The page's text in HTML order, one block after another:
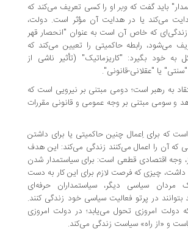
گفت کهوبراو را کسی تعریف می‌کند که
یا در هدایت آن مؤثر است. دولت،
که خاص آن است به عنوان "انحصار قهر
رابطه حاکمیتی را تعیین می‌کند که
"کاریزماتیک" (تأثیر ناشی از
"عقلانی-قانونی".
رهبر است؛ دومی مبتنی بر نیرویی است که
مبتنی بر وجه عمومی و قانونی مقررات
اِعمال چنین حاکمیتی یا برای داشتن
را اعمال می‌کنند زندگی می‌کند: این هدف
اقتصادی قطعی است:‌ برای سیاستمدار شدن
چیزی که فرصت لازم برای این کار به دست
سیاسی دیگر، سیاستمداران حرفه‌ای
در پرتو فعالیت سیاسی خود زندگی کنند.
تحول می‌یابد؛ در دولت امروزی
راه» سیاست زندگی می‌کند.